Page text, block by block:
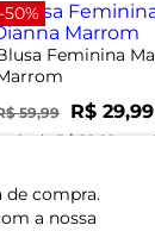
de compra.
a nossa
-50%
Feminina
59,99 R$ 29,99
ou 1x de R$ 29,99 sem
Feminina